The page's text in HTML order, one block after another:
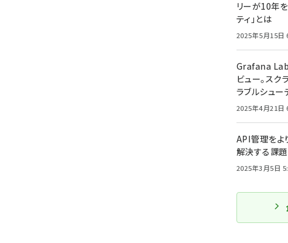
リーが10年
ティ」とは
2025年5月15日
Grafana
ビュー。スク
ラブルシュー
2025年4月21日
API管理をよ
解決する課
2025年3月5日